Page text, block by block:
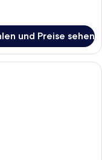
und Preise sehen
mit einem großen